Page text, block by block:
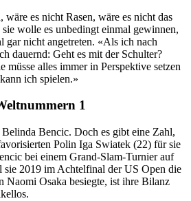
es nicht Rasen, wäre es nicht das
wolle es unbedingt einmal gewinnen,
nicht angetreten. «Als ich nach
dauernd: Geht es mit der Schulter?
müsse alles immer in Perspektive setzen
ich spielen.»
1
Bencic. Doch es gibt eine Zahl,
Polin Iga Swiatek (22) für sie
bei einem Grand-Slam-Turnier auf
2019 im Achtelfinal der US Open die
Naomi Osaka besiegte, ist ihre Bilanz